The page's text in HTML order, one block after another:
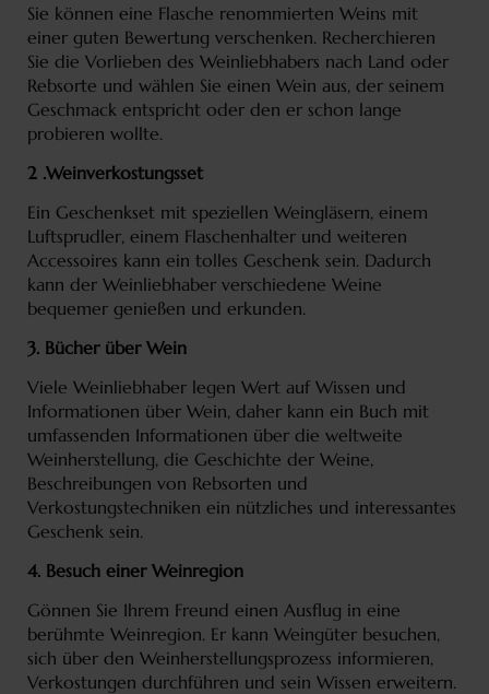
Sie können eine Flasche renommierten Weins mit
einer guten Bewertung verschenken. Recherchieren
Sie die Vorlieben des Weinliebhabers nach Land oder
Rebsorte und wählen Sie einen Wein aus, der seinem
Geschmack entspricht oder den er schon lange
probieren wollte.
2 .Weinverkostungsset
Ein Geschenkset mit speziellen Weingläsern, einem
Luftsprudler, einem Flaschenhalter und weiteren
Accessoires kann ein tolles Geschenk sein. Dadurch
kann der Weinliebhaber verschiedene Weine
bequemer genießen und erkunden.
3. Bücher über Wein
Viele Weinliebhaber legen Wert auf Wissen und
Informationen über Wein, daher kann ein Buch mit
umfassenden Informationen über die weltweite
Weinherstellung, die Geschichte der Weine,
Beschreibungen von Rebsorten und
Verkostungstechniken ein nützliches und interessantes
Geschenk sein.
4. Besuch einer Weinregion
Gönnen Sie Ihrem Freund einen Ausflug in eine
berühmte Weinregion. Er kann Weingüter besuchen,
sich über den Weinherstellungsprozess informieren,
Verkostungen durchführen und sein Wissen erweitern.